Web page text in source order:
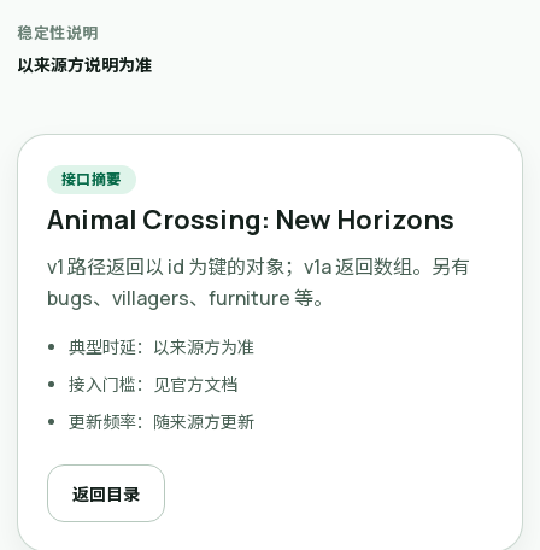
稳定性说明
以来源方说明为准
接口摘要
Animal Crossing: New Horizons
v1 路径返回以 id 为键的对象；v1a 返回数组。另有
bugs、villagers、furniture 等。
典型时延：以来源方为准
接入门槛：见官方文档
更新频率：随来源方更新
返回目录